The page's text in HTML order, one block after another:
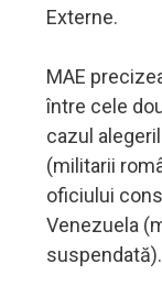
Externe.
MAE
între cele
cazul
(militarii
oficiului
Venezuela
suspendată).